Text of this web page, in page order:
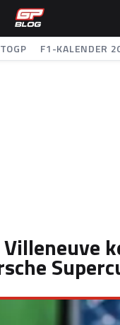
F1-KALENDER